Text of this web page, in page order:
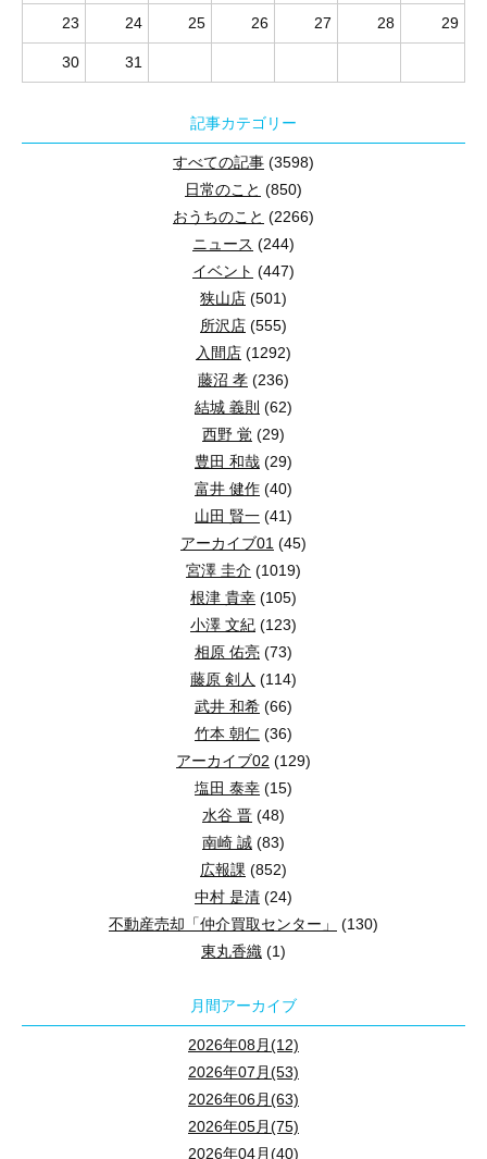
23 24 25 26 27 28 29
30 31
記事カテゴリー
すべての記事 (3598)
日常のこと (850)
おうちのこと (2266)
ニュース (244)
イベント (447)
狭山店 (501)
所沢店 (555)
入間店 (1292)
藤沼 孝 (236)
結城 義則 (62)
西野 覚 (29)
豊田 和哉 (29)
富井 健作 (40)
山田 賢一 (41)
アーカイブ01 (45)
宮澤 圭介 (1019)
根津 貴幸 (105)
小澤 文紀 (123)
相原 佑亮 (73)
藤原 剣人 (114)
武井 和希 (66)
竹本 朝仁 (36)
アーカイブ02 (129)
塩田 泰幸 (15)
水谷 晋 (48)
南崎 誠 (83)
広報課 (852)
中村 是清 (24)
不動産売却「仲介買取センター」
(130)
東丸香織 (1)
月間アーカイブ
2026年08月(12)
2026年07月(53)
2026年06月(63)
2026年05月(75)
2026年04月(40)